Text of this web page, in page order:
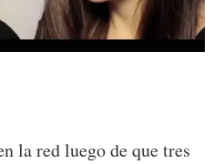
la red luego de que tres